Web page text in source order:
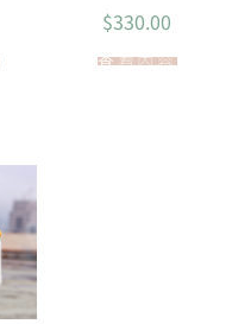
$330.00
查看內容